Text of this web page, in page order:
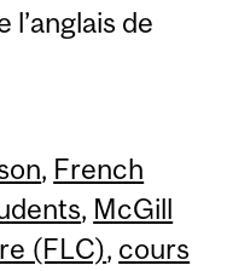
l’anglais de
, French
, McGill
(FLC), cours